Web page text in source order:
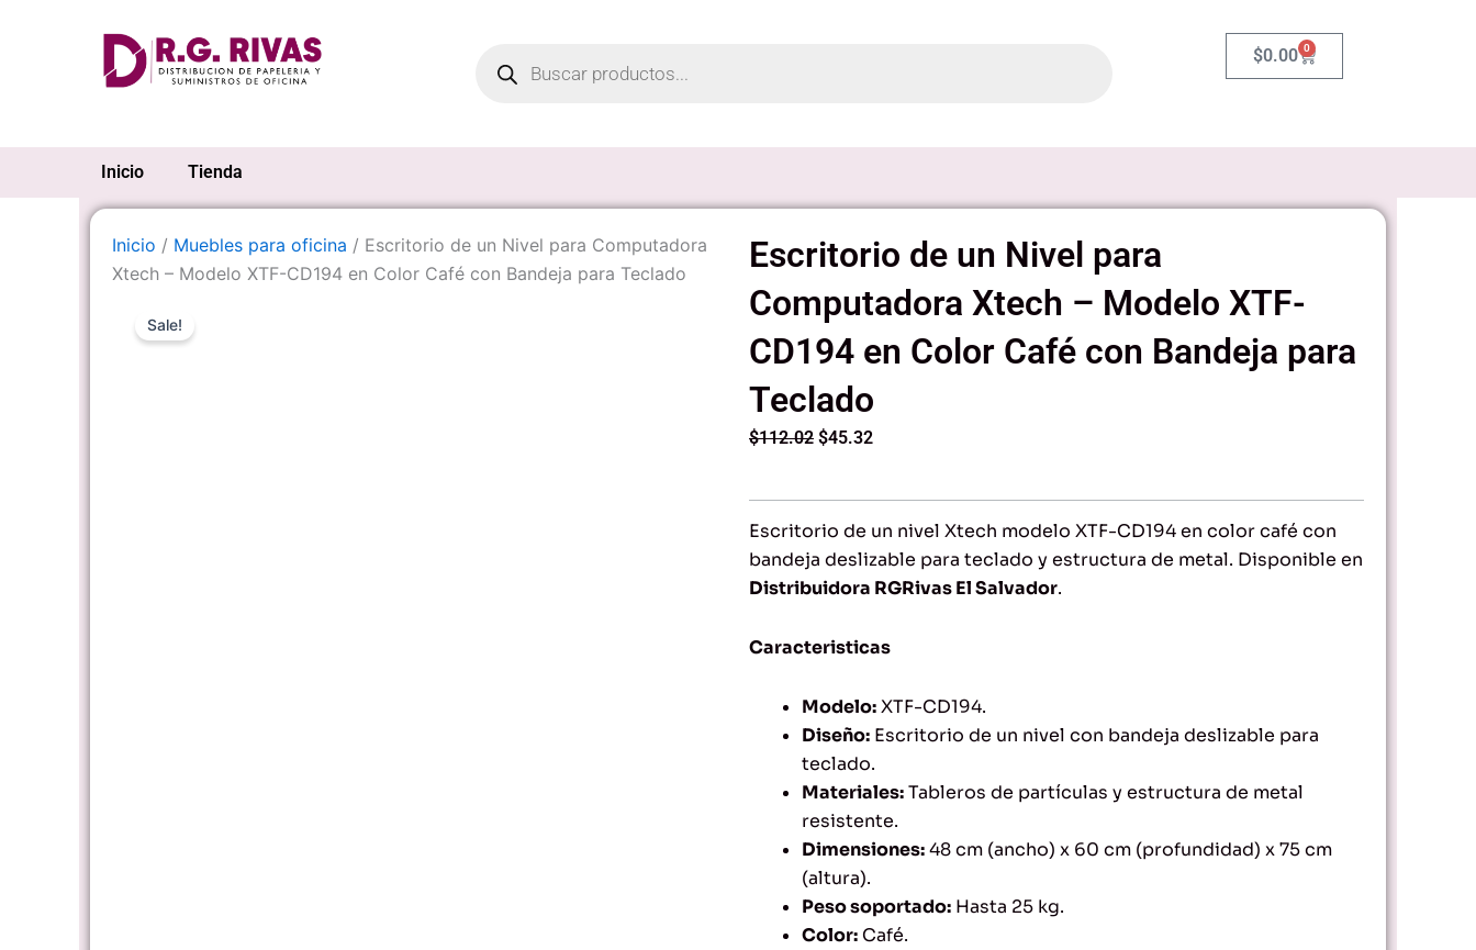
search
$0.00 0
Carrito
Inicio Tienda
Inicio / Muebles para oficina / Escritorio de un Nivel para Computadora
Xtech – Modelo XTF-CD194 en Color Café con Bandeja para Teclado
Sale!
Escritorio de un Nivel para
Computadora Xtech – Modelo XTF-
CD194 en Color Café con Bandeja para
Teclado
$112.02 Original
$112.02.
$45.32Current
$45.32.
Escritorio de un nivel Xtech modelo XTF-CD194 en color café con
bandeja deslizable para teclado y estructura de metal. Disponible en
Distribuidora RGRivas El Salvador.
Caracteristicas
Modelo:XTF-CD194.
Diseño: Escritorio de un nivel con bandeja deslizable para
teclado.
Materiales:Tableros de partículas y estructura de metal
resistente.
Dimensiones:48 cm (ancho) x 60 cm (profundidad) x 75 cm
(altura).
Peso soportado: Hasta 25 kg.
Color: Café.